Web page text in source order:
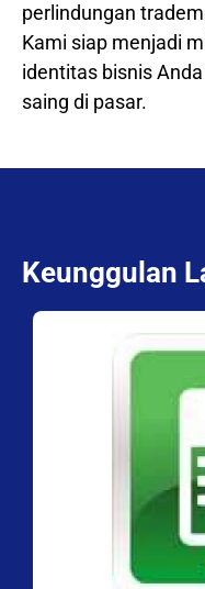
perlindungan
Kami siap menjadi
identitas bisnis
saing di pasar.
Keunggulan